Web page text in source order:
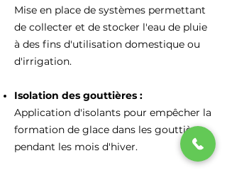
Mise en place de systèmes permettant
de collecter et de stocker l'eau de pluie
à des fins d'utilisation domestique ou
d'irrigation.
Isolation des gouttières :
Application d'isolants pour empêcher la
formation de glace dans les gouttières
pendant les mois d'hiver.